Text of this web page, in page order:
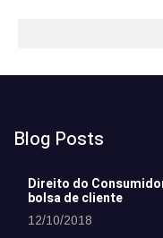
Blog Posts
Direito do
bolsa de cliente
12/10/2018